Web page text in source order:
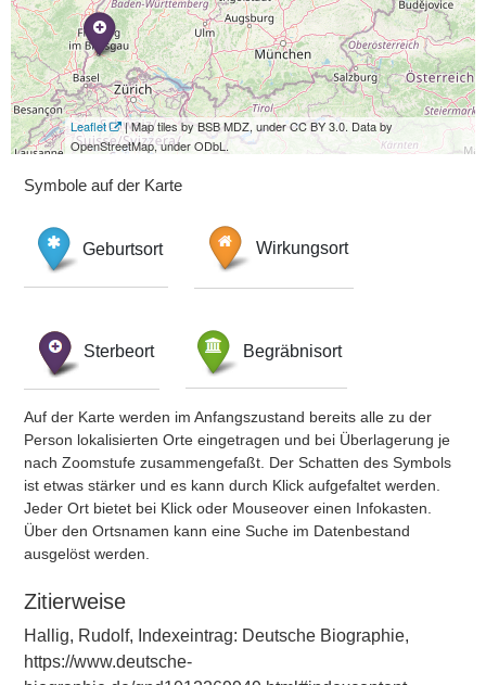
Leaflet
| Map tiles by BSB MDZ, under CC BY 3.0. Data by
OpenStreetMap, under ODbL.
Symbole auf der Karte
Geburtsort Wirkungsort
Sterbeort Begräbnisort
Auf der Karte werden im Anfangszustand bereits alle zu der
Person lokalisierten Orte eingetragen und bei Überlagerung je
nach Zoomstufe zusammengefaßt. Der Schatten des Symbols
ist etwas stärker und es kann durch Klick aufgefaltet werden.
Jeder Ort bietet bei Klick oder Mouseover einen Infokasten.
Über den Ortsnamen kann eine Suche im Datenbestand
ausgelöst werden.
Zitierweise
Hallig, Rudolf, Indexeintrag: Deutsche Biographie,
https://www.deutsche-